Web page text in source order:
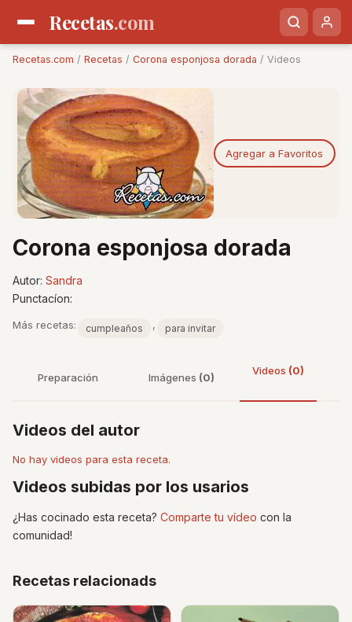
Recetas.com
Recetas.com / Recetas / Corona esponjosa dorada / Videos
Agregar a Favoritos
Corona esponjosa dorada
Autor: Sandra
Punctacíon:
Más recetas: cumpleaños , para invitar
Preparación Imágenes (0)
Videos (0)
Videos del autor
No hay videos para esta receta.
Videos subidas por los usarios
¿Has cocinado esta receta? Comparte tu vídeo con la
comunidad!
Recetas relacionads